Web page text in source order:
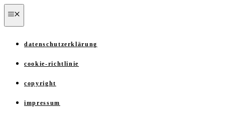
Zum
Inhalt
springen
datenschutzerklärung
cookie-richtlinie
copyright
impressum